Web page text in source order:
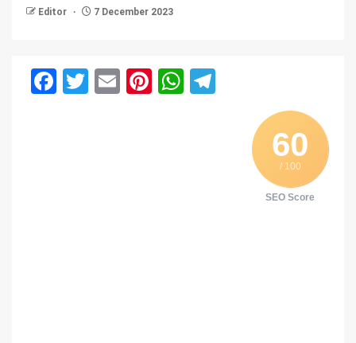
Editor 7 December 2023
Facebook
Twitter
EmailPinterest
WhatsApp
60
/ 100
SEO Score